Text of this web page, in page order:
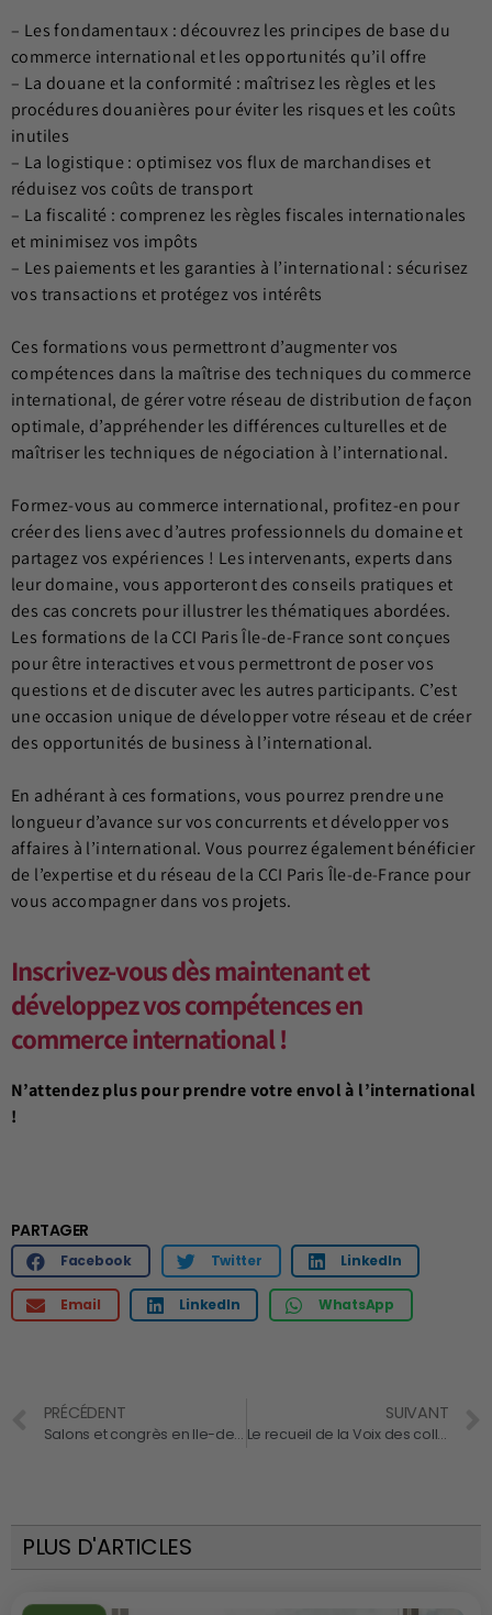
– Les fondamentaux : découvrez les principes de base du
commerce international et les opportunités qu’il offre
– La douane et la conformité : maîtrisez les règles et les
procédures douanières pour éviter les risques et les coûts
inutiles
– La logistique : optimisez vos flux de marchandises et
réduisez vos coûts de transport
– La fiscalité : comprenez les règles fiscales internationales
et minimisez vos impôts
– Les paiements et les garanties à l’international : sécurisez
vos transactions et protégez vos intérêts
Ces formations vous permettront d’augmenter vos
compétences dans la maîtrise des techniques du commerce
international, de gérer votre réseau de distribution de façon
optimale, d’appréhender les différences culturelles et de
maîtriser les techniques de négociation à l’international.
Formez-vous au commerce international, profitez-en pour
créer des liens avec d’autres professionnels du domaine et
partagez vos expériences ! Les intervenants, experts dans
leur domaine, vous apporteront des conseils pratiques et
des cas concrets pour illustrer les thématiques abordées.
Les formations de la CCI Paris Île-de-France sont conçues
pour être interactives et vous permettront de poser vos
questions et de discuter avec les autres participants. C’est
une occasion unique de développer votre réseau et de créer
des opportunités de business à l’international.
En adhérant à ces formations, vous pourrez prendre une
longueur d’avance sur vos concurrents et développer vos
affaires à l’international. Vous pourrez également bénéficier
de l’expertise et du réseau de la CCI Paris Île-de-France pour
vous accompagner dans vos projets.
Inscrivez-vous dès maintenant et
développez vos compétences en
commerce international !
N’attendez plus pour prendre votre envol à l’international
!
PARTAGER
Facebook Twitter LinkedIn
Email LinkedIn WhatsApp
PRÉCÉDENT
Salons et congrès en Ile-de-France : un carrefour d’opportunités
SUIVANT
Le recueil de la Voix des collaborateurs : Un facteur clé de fidélisation et d’amélioration continue
PLUS D'ARTICLES